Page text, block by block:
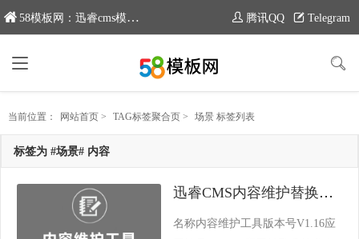
58模板网：迅睿cms模板专业分享平台，新域名：www.moban58.com 腾讯QQ Telegram
当前位置： 网站首页 > TAG标签聚合页 > 场景 标签列表
标签为 #场景# 内容
迅睿CMS内容维护替换工具
名称内容维护工具版本号V1.16应